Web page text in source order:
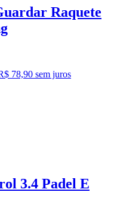
Raquete
78,90 sem juros
3.4 Padel E